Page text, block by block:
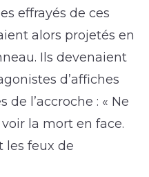
effrayés de ces
alors projetés en
Ils devenaient
d’affiches
l’accroche : « Ne
la mort en face.
les feux de